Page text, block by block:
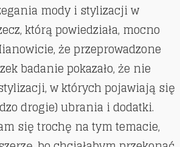
mody i stylizacji w
którą powiedziała, mocno
że przeprowadzone
badanie pokazało, że nie
w których pojawiają się
drogie) ubrania i dodatki.
się trochę na tym temacie,